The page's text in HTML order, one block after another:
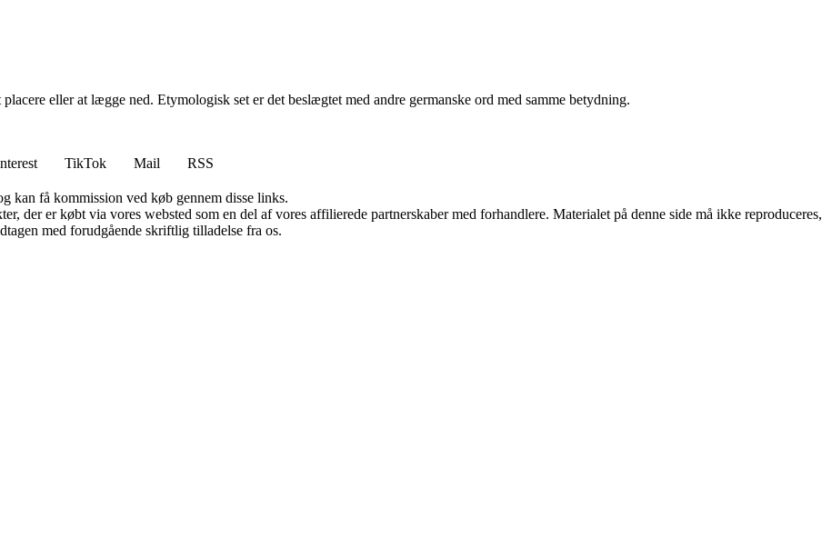
eller at lægge ned. Etymologisk set er det beslægtet med andre germanske ord med samme betydning.
TikTok Mail
RSS
kan få kommission ved køb gennem disse links.
der er købt via vores websted som en del af vores affilierede partnerskaber med forhandlere. Materialet på denne side må ikke reproduceres,
med forudgående skriftlig tilladelse fra os.